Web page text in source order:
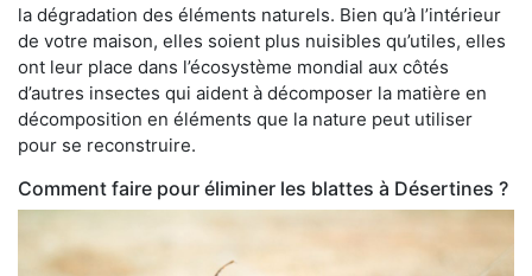
la dégradation des éléments naturels. Bien qu’à l’intérieur
de votre maison, elles soient plus nuisibles qu’utiles, elles
ont leur place dans l’écosystème mondial aux côtés
d’autres insectes qui aident à décomposer la matière en
décomposition en éléments que la nature peut utiliser
pour se reconstruire.
Comment faire pour éliminer les blattes à Désertines ?